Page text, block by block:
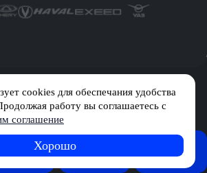
FRESH
News
Обзоры
cookies для обеспечания удобства
работу вы соглашаетесь с
соглашение
Хорошо
автомобильный маркетплейс» зарегистрировано
по надзору в сфере связи, информационных
(Роскомнадзор) № Эл № ФС77-84512 от
ответственностью «МБ-Авто»
Анастасия Игоревна